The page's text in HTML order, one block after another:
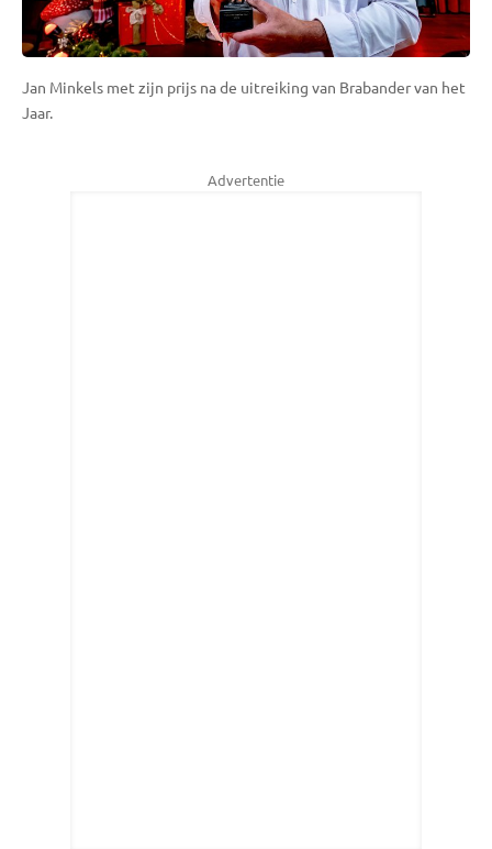
Jan Minkels met zijn prijs na de uitreiking van Brabander van het
Jaar.
Advertentie